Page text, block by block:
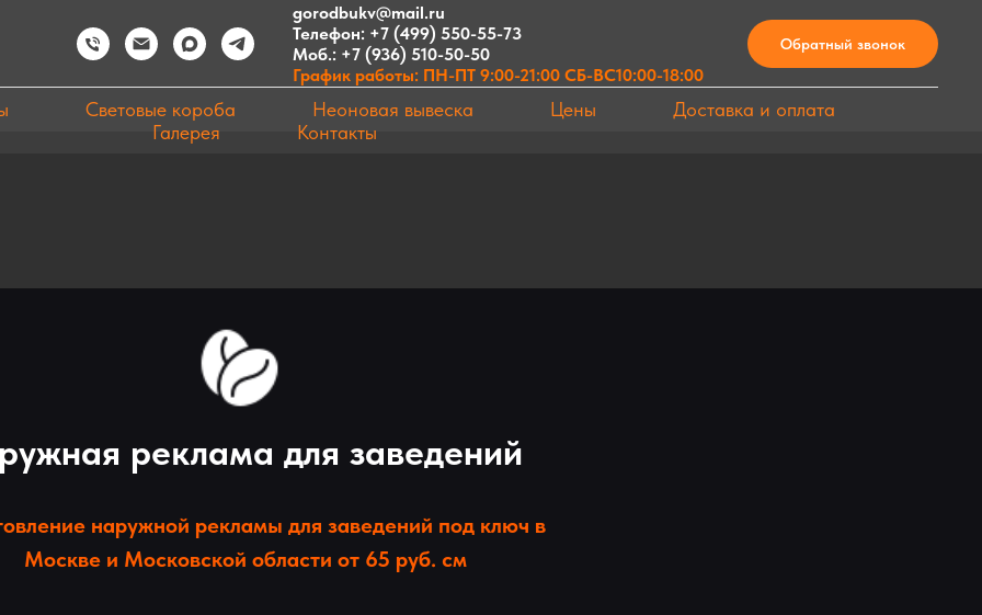
gorodbukv@mail.ru
Телефон: +7 (499) 550-55-73
Моб.: +7 (936) 510-50-50
График работы: ПН-ПТ 9:00-21:00 СБ-ВС10:00-18:00
Обратный звонок
Световые короба Неоновая вывеска Цены
Доставка и оплата
Галерея
Контакты
реклама для заведений
наружной рекламы для заведений под ключ в
Москве и Московской области от 65 руб. см